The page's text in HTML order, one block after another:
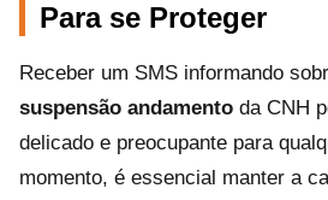
Para se Proteger
Receber um SMS informando
suspensão andamento da CNH
delicado e preocupante para
momento, é essencial manter a